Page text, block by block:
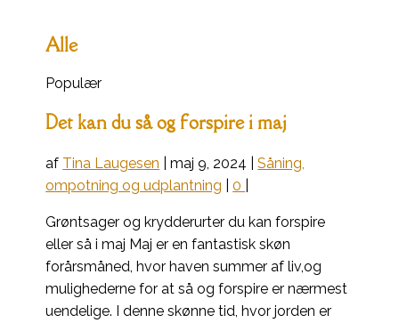
Alle
Populær
Det kan du så og forspire i maj
af Tina Laugesen |maj 9, 2024 |Såning,
ompotning og udplantning |0
Grøntsager og krydderurter du kan forspire
eller så i maj Maj er en fantastisk skøn
forårsmåned, hvor haven summer af liv,og
mulighederne for at så og forspire er nærmest
uendelige. I denne skønne tid, hvor jorden er